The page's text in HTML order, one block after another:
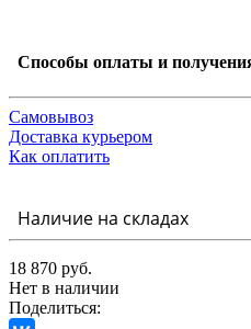
Способы оплаты и
Самовывоз
Доставка курьером
Как оплатить
Наличие на складах
18 870 руб.
Нет в наличии
Поделиться: